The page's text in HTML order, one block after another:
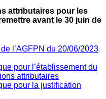
attributaires pour les
avant le 30 juin de
l’AGFPN du 20/06/2023
pour l’établissement du
attributaires
pour la justification